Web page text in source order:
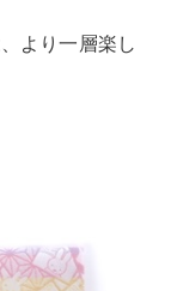
より一層楽し